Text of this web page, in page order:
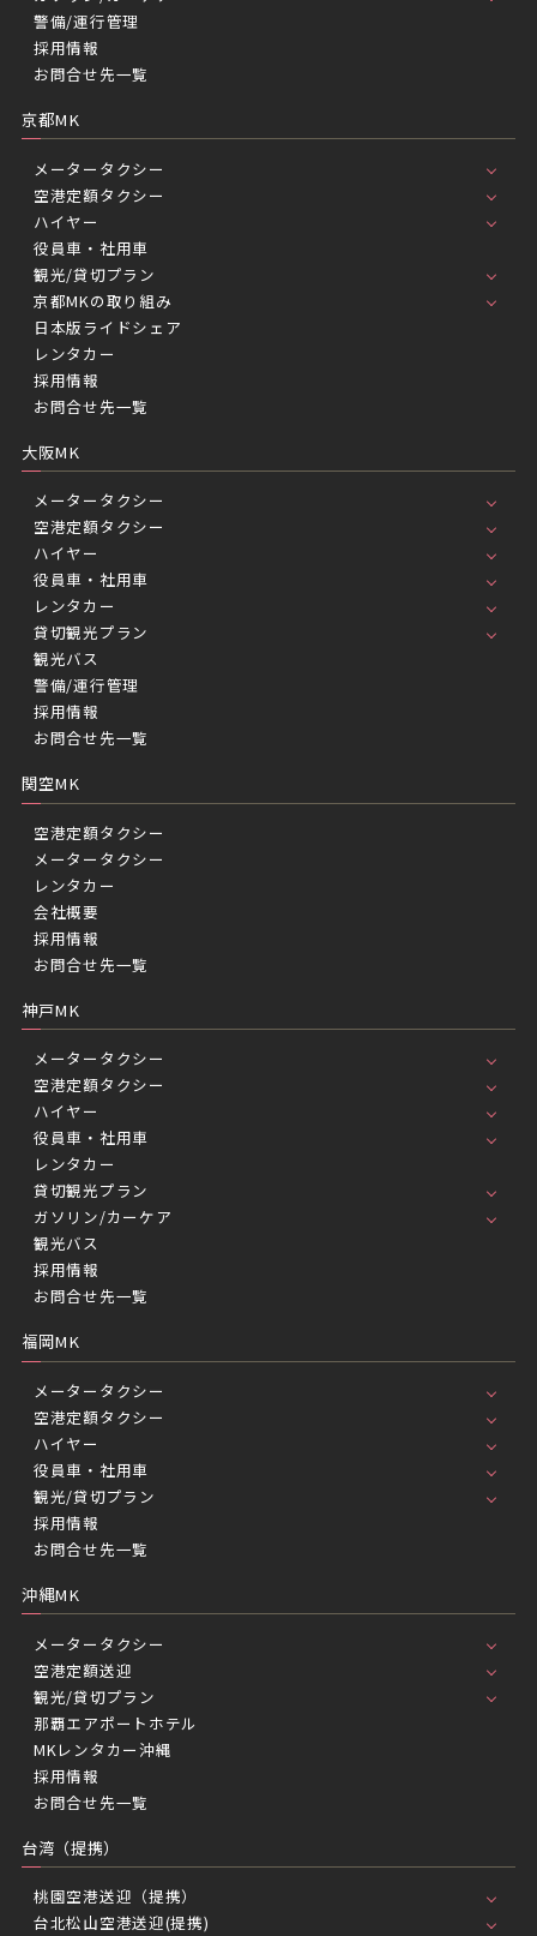
警備/運行管理
採用情報
お問合せ先一覧
京都MK
メータータクシー
空港定額タクシー
ハイヤー
役員車・社用車
観光/貸切プラン
京都MKの取り組み
日本版ライドシェア
レンタカー
採用情報
お問合せ先一覧
大阪MK
メータータクシー
空港定額タクシー
ハイヤー
役員車・社用車
レンタカー
貸切観光プラン
観光バス
警備/運行管理
採用情報
お問合せ先一覧
関空MK
空港定額タクシー
メータータクシー
レンタカー
会社概要
採用情報
お問合せ先一覧
神戸MK
メータータクシー
空港定額タクシー
ハイヤー
役員車・社用車
レンタカー
貸切観光プラン
ガソリン/カーケア
観光バス
採用情報
お問合せ先一覧
福岡MK
メータータクシー
空港定額タクシー
ハイヤー
役員車・社用車
観光/貸切プラン
採用情報
お問合せ先一覧
沖縄MK
メータータクシー
空港定額送迎
観光/貸切プラン
那覇エアポートホテル
MKレンタカー沖縄
採用情報
お問合せ先一覧
台湾（提携）
桃園空港送迎（提携）
台北松山空港送迎(提携)